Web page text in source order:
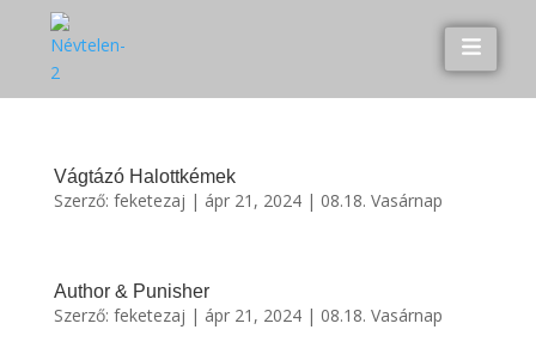
Vágtázó Halottkémek
Szerző: feketezaj | ápr 21, 2024| 08.18. Vasárnap
Author & Punisher
Szerző: feketezaj | ápr 21, 2024| 08.18. Vasárnap